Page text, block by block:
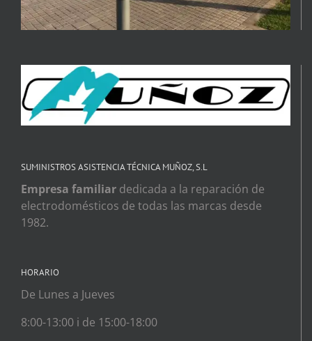
SUMINISTROS ASISTENCIA TÉCNICA MUÑOZ, S.L
Empresa familiar dedicada a la reparación de
electrodomésticos de todas las marcas desde
1982.
HORARIO
De Lunes a Jueves
8:00-13:00 i de 15:00-18:00